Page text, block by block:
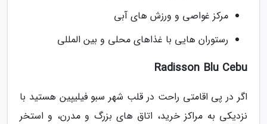
مرکز غواصی و ورزش های آبی
رستوران هایی با غذاهای محلی و بین المللی
Radisson Blu Cebu
اگر در پی اقامتی راحت در قلب شهر سبو فیلیپین هستید با
نزدیکی به مراکز خرید، اتاق های بزرگ و مدرن، و استخر